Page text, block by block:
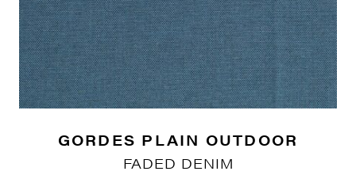
GORDES PLAIN OUTDOOR
FADED DENIM